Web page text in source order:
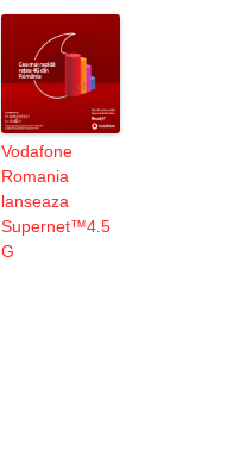
Vodafone
Romania
lanseaza
Supernet™4.5
G